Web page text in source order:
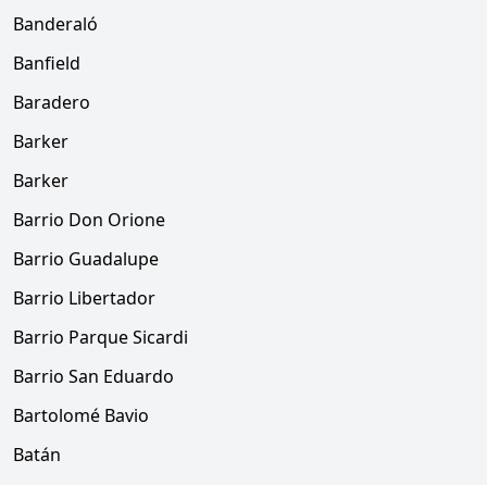
Banderaló
Banfield
Baradero
Barker
Barker
Barrio Don Orione
Barrio Guadalupe
Barrio Libertador
Barrio Parque Sicardi
Barrio San Eduardo
Bartolomé Bavio
Batán